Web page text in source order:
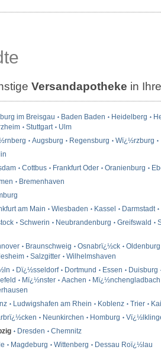
Versandapotheke in
im Breisgau Baden Baden Heidelberg
Stuttgart
Ulm
Augsburg Regensburg Wï¿½rzburg
Cottbus Frankfurt Oder Oranienburg
Bremenhaven
am Main Wiesbaden Kassel
Darmstadt
Schwerin Neubrandenburg Greifswald
Braunschweig Osnabrï¿½ck
Oldenburg
Salzgitter
Wilhelmshaven
Dï¿½sseldorf Dortmund Essen
Duisburg
Mï¿½nster Aachen
Mï¿½nchengladbach
Ludwigshafen am Rhein Koblenz Trier
Neunkirchen Homburg
Dresden
Chemnitz
Magdeburg Wittenberg
Dessau Roï¿½lau